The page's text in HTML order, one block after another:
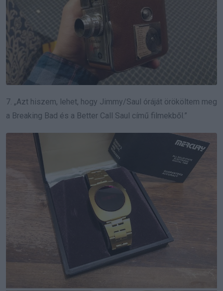
7. „Azt hiszem, lehet, hogy Jimmy/Saul óráját örököltem meg
a Breaking Bad és a Better Call Saul című filmekből.”